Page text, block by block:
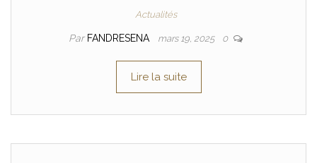
Actualités
Par FANDRESENA mars 19, 2025 0
Lire la suite